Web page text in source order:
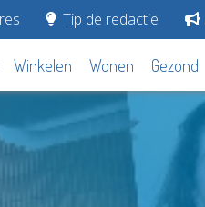
Tip de redactie
Winkelen Wonen Gezond